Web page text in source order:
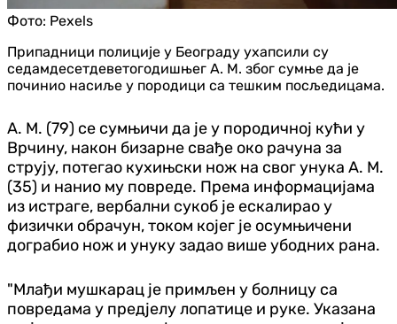
Фото: Pexels
Припадници полиције у Београду ухапсили су
седамдесетдеветогодишњег А. М. због сумње да је
починио насиље у породици са тешким посљедицама.
А. М. (79) се сумњичи да је у породичној кући у
Врчину, након бизарне свађе око рачуна за
струју, потегао кухињски нож на свог унука А. М.
(35) и нанио му повреде. Према информацијама
из истраге, вербални сукоб је ескалирао у
физички обрачун, током којег је осумњичени
дограбио нож и унуку задао више убодних рана.
"Млађи мушкарац је примљен у болницу са
повредама у предјелу лопатице и руке. Указана